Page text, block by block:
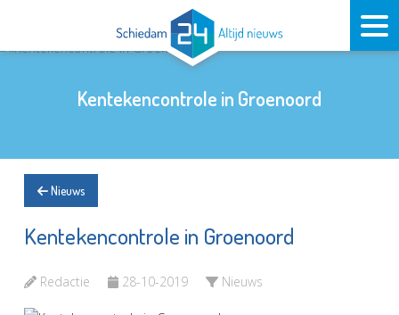
Kentekencontrole in Groenoord
Nieuws
Kentekencontrole in Groenoord
Redactie 28-10-2019 Nieuws